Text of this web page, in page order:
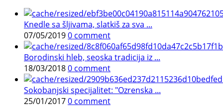
Knedle sa šljivama, slatkiš za sva ...
07/05/20190 comment
Borodinski hleb, seoska tradicija iz ...
18/03/20180 comment
Sokobanjski specijalitet: "Ozrenska ...
25/01/20170 comment